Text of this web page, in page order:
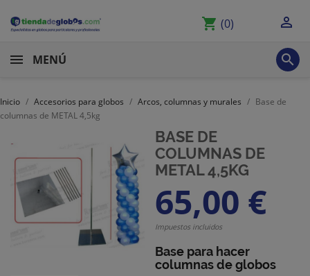
shopping_cart (0) 
MENÚ 
Inicio Accesorios para globos Arcos, columnas y murales
Base de
columnas de METAL 4,5kg
BASE DE
COLUMNAS DE
METAL 4,5KG
65,00 €
Impuestos incluidos
Base para hacer
columnas de globos